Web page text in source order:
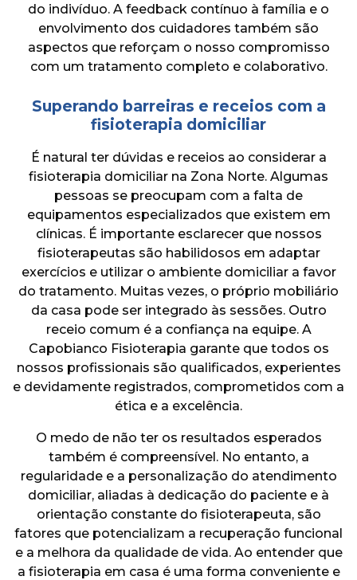
do indivíduo. A feedback contínuo à família e o
envolvimento dos cuidadores também são
aspectos que reforçam o nosso compromisso
com um tratamento completo e colaborativo.
Superando barreiras e receios com a
fisioterapia domiciliar
É natural ter dúvidas e receios ao considerar a
fisioterapia domiciliar na Zona Norte. Algumas
pessoas se preocupam com a falta de
equipamentos especializados que existem em
clínicas. É importante esclarecer que nossos
fisioterapeutas são habilidosos em adaptar
exercícios e utilizar o ambiente domiciliar a favor
do tratamento. Muitas vezes, o próprio mobiliário
da casa pode ser integrado às sessões. Outro
receio comum é a confiança na equipe. A
Capobianco Fisioterapia garante que todos os
nossos profissionais são qualificados, experientes
e devidamente registrados, comprometidos com a
ética e a excelência.
O medo de não ter os resultados esperados
também é compreensível. No entanto, a
regularidade e a personalização do atendimento
domiciliar, aliadas à dedicação do paciente e à
orientação constante do fisioterapeuta, são
fatores que potencializam a recuperação funcional
e a melhora da qualidade de vida. Ao entender que
a fisioterapia em casa é uma forma conveniente e